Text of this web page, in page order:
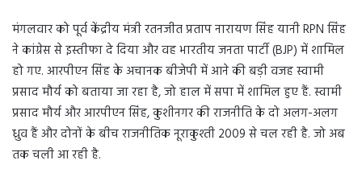
मंगलवार को पूर्व केंद्रीय मंत्री रतनजीत प्रताप नारायण सिंह यानी RPN सिंह
ने कांग्रेस से इस्तीफा दे दिया और वह भारतीय जनता पार्टी (BJP) में शामिल
हो गए. आरपीएन सिंह के अचानक बीजेपी में आने की बड़ी वजह स्वामी
प्रसाद मौर्य को बताया जा रहा है, जो हाल में सपा में शामिल हुए हैं. स्वामी
प्रसाद मौर्य और आरपीएन सिंह, कुशीनगर की राजनीति के दो अलग-अलग
ध्रुव हैं और दोनों के बीच राजनीतिक नूराकुश्ती 2009 से चल रही है. जो अब
तक चली आ रही है.